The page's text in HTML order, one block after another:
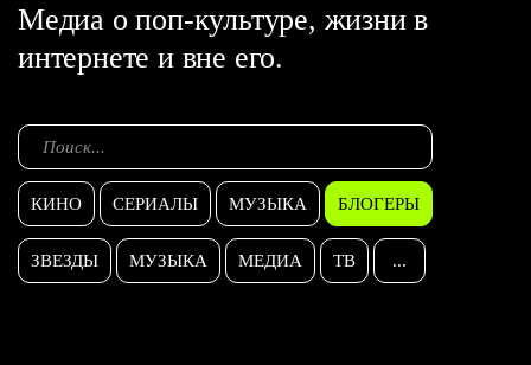
Медиа о поп-культуре, жизни в
интернете и вне его.
КИНО СЕРИАЛЫ МУЗЫКА БЛОГЕРЫ
ЗВЕЗДЫ МУЗЫКА МЕДИА ТВ ...